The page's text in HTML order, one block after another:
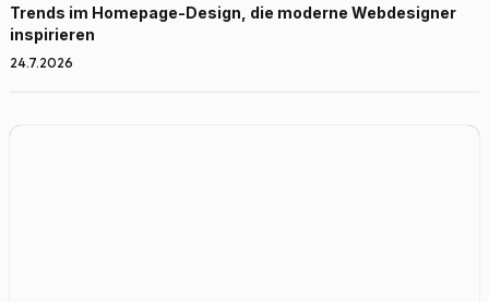
Trends im Homepage-Design, die moderne Webdesigner
inspirieren
24.7.2026